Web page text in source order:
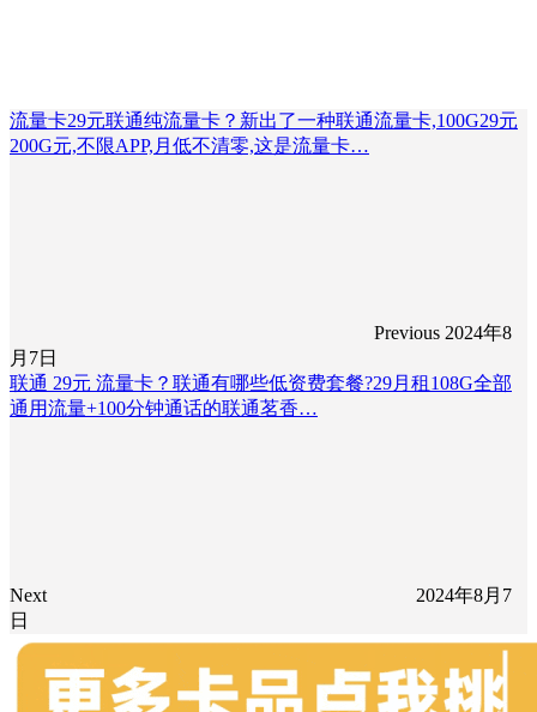
流量卡29元联通纯流量卡？新出了一种联通流量卡,100G29元
200G元,不限APP,月低不清零,这是流量卡…
Previous 2024年8
月7日
联通 29元 流量卡？联通有哪些低资费套餐?29月租108G全部
通用流量+100分钟通话的联通茗香…
Next
2024年8月7
日